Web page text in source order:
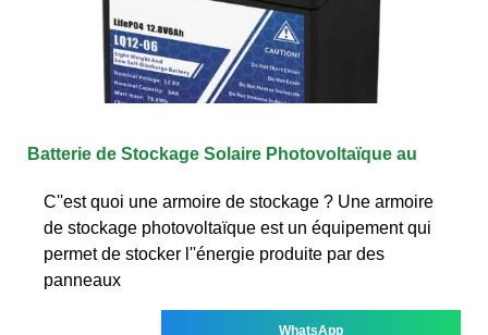
Batterie de Stockage Solaire Photovoltaïque au
C''est quoi une armoire de stockage ? Une armoire
de stockage photovoltaïque est un équipement qui
permet de stocker l''énergie produite par des
panneaux
WhatsApp